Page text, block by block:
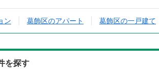
ン 葛飾区のアパート 葛飾区の一戸建て
を探す